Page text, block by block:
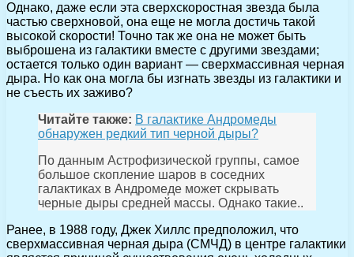
Однако, даже если эта сверхскоростная звезда была
частью сверхновой, она еще не могла достичь такой
высокой скорости! Точно так же она не может быть
выброшена из галактики вместе с другими звездами;
остается только один вариант — сверхмассивная черная
дыра. Но как она могла бы изгнать звезды из галактики и
не съесть их заживо?
Читайте также: В галактике Андромеды
обнаружен редкий тип черной дыры?
По данным Астрофизической группы, самое
большое скопление шаров в соседних
галактиках в Андромеде может скрывать
черные дыры средней массы. Однако такие..
Ранее, в 1988 году, Джек Хиллс предположил, что
сверхмассивная черная дыра (СМЧД) в центре галактики